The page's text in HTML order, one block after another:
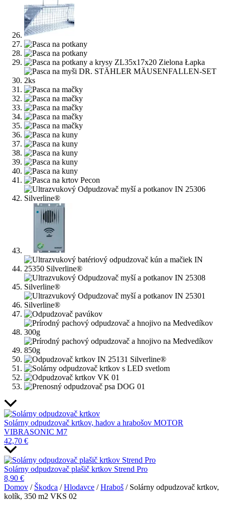
Solárny odpudzovač krtkov, hadov a hrabošov MOTOR
VIBRASONIC M7
42,70 €
Solárny odpudzovač plašič krtkov Strend Pro
8,90 €
Domov / Škodca /Hlodavce /Hraboš / Solárny odpudzovač krtkov,
kolík, 350 m2 VKS 02